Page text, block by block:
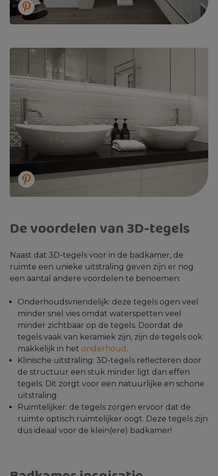
De voordelen van 3D-tegels
Naast dat 3D-tegels voor in de badkamer, de
ruimte een unieke uitstraling geven zijn er nog
een aantal andere voordelen te benoemen:
Onderhoudsvriendelijk: deze tegels ogen veel
minder snel vies omdat waterspetten veel
minder zichtbaar op de tegels. Doordat de
tegels vaak van keramiek zijn, zijn de tegels ook
makkelijk in het onderhoud .
Klinische uitstraling: 3D-tegels reflecteren door
de structuur een stuk minder ligt dan effen
tegels. Dit zorgt voor een natuurlijke en schone
uitstraling.
Ruimtelijker: de tegels zorgen ervoor dat de
ruimte optisch ruimtelijker oogt. Deze tegels zijn
dus ideaal voor de klein(ere) badkamer!